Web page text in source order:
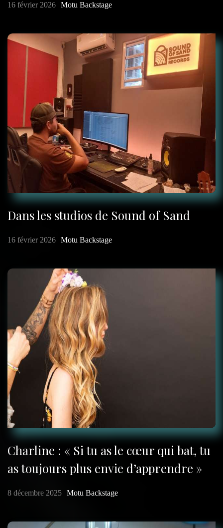
16 février 2026 Motu Backstage
Dans les studios de Sound of Sand
16 février 2026 Motu Backstage
Charline : « Si tu as le cœur qui bat, tu
as toujours plus envie d’apprendre »
8 décembre 2025 Motu Backstage